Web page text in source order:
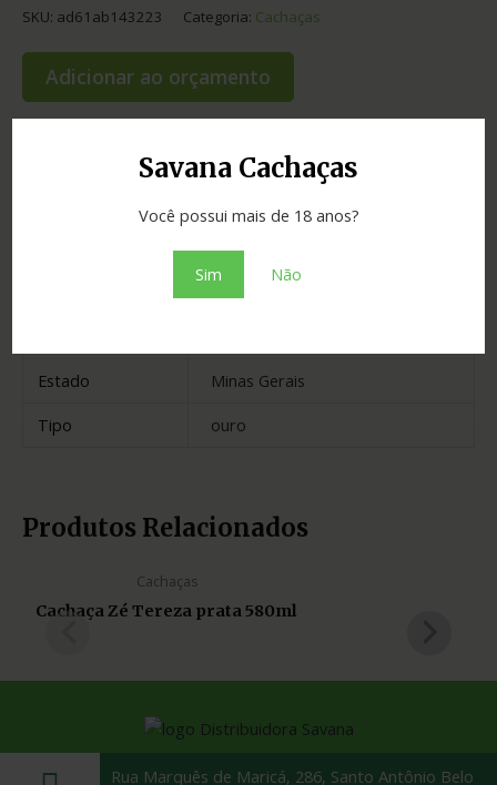
Savana Cachaças
Você possui mais de 18 anos?
Sim Não
SKU: ad61ab143223 Categoria: Cachaças
Adicionar ao orçamento
42.00
Estado
Minas Gerais
Tipo
ouro
Produtos Relacionados
Cachaças
Cachaça Zé Tereza prata 580ml
Rua Marquês de Maricá, 286, Santo Antônio Belo